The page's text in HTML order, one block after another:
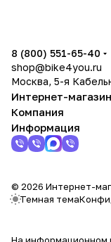
8 (800) 551-65-40
shop@bike4you.ru
Москва, 5-я
Интернет-магазин
Компания
Информация
© 2026 Интернет-
Темная тема